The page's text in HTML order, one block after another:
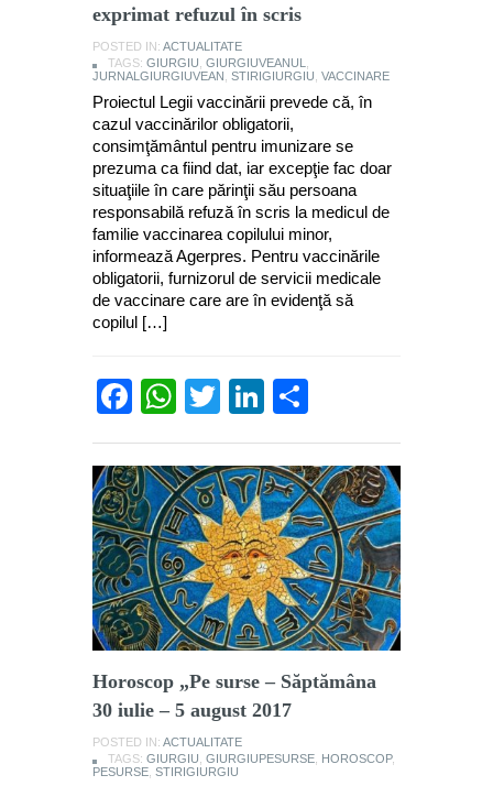
exprimat refuzul în scris
POSTED IN: ACTUALITATE
TAGS: GIURGIU GIURGIUVEANUL
JURNALGIURGIUVEAN STIRIGIURGIU VACCINARE
Proiectul Legii vaccinării prevede că, în
cazul vaccinărilor obligatorii,
consimţământul pentru imunizare se
prezuma ca fiind dat, iar excepţie fac doar
situaţiile în care părinţii său persoana
responsabilă refuză în scris la medicul de
familie vaccinarea copilului minor,
informează Agerpres. Pentru vaccinările
obligatorii, furnizorul de servicii medicale
de vaccinare care are în evidenţă să
copilul […]
Facebook
WhatsApp
TwitterLinkedIn
Horoscop „Pe surse – Săptămâna
30 iulie – 5 august 2017
POSTED IN: ACTUALITATE
TAGS: GIURGIU GIURGIUPESURSE HOROSCOP,
PESURSE STIRIGIURGIU